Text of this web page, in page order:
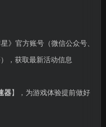
》官方账号（微信公众号、
，获取最新活动信息
器】，为游戏体验提前做好